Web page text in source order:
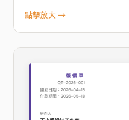
點擊放大 →